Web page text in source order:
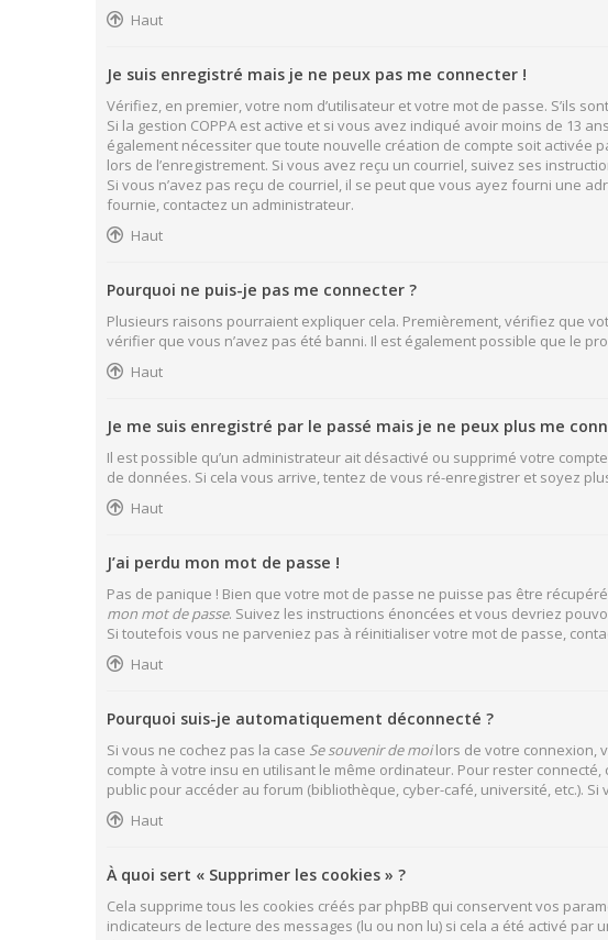
Haut
Je suis enregistré mais je ne peux pas me connecter !
Vérifiez, en premier, votre nom d’utilisateur et votre mot de passe. S’ils
Si la gestion COPPA est active et si vous avez indiqué avoir moins de 13
également nécessiter que toute nouvelle création de compte soit
lors de l’enregistrement. Si vous avez reçu un courriel, suivez ses
Si vous n’avez pas reçu de courriel, il se peut que vous ayez fourni une
fournie, contactez un administrateur.
Haut
Pourquoi ne puis-je pas me connecter ?
Plusieurs raisons pourraient expliquer cela. Premièrement, vérifiez que
vérifier que vous n’avez pas été banni. Il est également possible que le
Haut
Je me suis enregistré par le passé mais je ne peux plus me
Il est possible qu’un administrateur ait désactivé ou supprimé votre
de données. Si cela vous arrive, tentez de vous ré-enregistrer et soyez
Haut
J’ai perdu mon mot de passe !
Pas de panique ! Bien que votre mot de passe ne puisse pas être
mon mot de passe. Suivez les instructions énoncées et vous devriez
Si toutefois vous ne parveniez pas à réinitialiser votre mot de passe,
Haut
Pourquoi suis-je automatiquement déconnecté ?
Si vous ne cochez pas la case Se souvenir de moilors de votre connexion,
compte à votre insu en utilisant le même ordinateur. Pour rester connecté,
public pour accéder au forum (bibliothèque, cyber-café, université, etc.).
Haut
À quoi sert « Supprimer les cookies » ?
Cela supprime tous les cookies créés par phpBB qui conservent vos
indicateurs de lecture des messages (lu ou non lu) si cela a été activé